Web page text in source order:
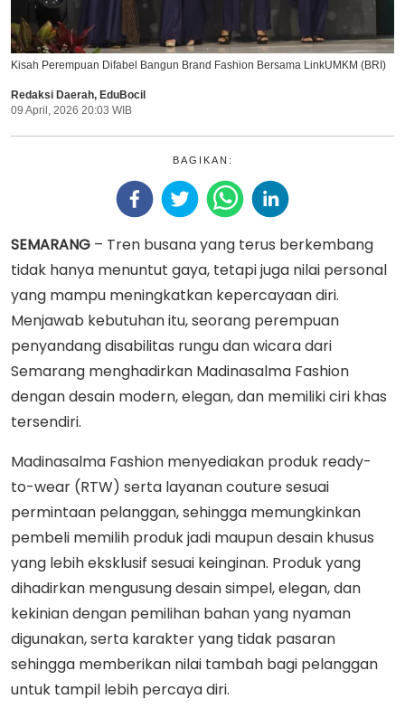
Kisah Perempuan Difabel Bangun Brand Fashion Bersama LinkUMKM (BRI)
Redaksi Daerah, EduBocil
09 April, 2026 20:03 WIB
BAGIKAN:
SEMARANG – Tren busana yang terus berkembang
tidak hanya menuntut gaya, tetapi juga nilai personal
yang mampu meningkatkan kepercayaan diri.
Menjawab kebutuhan itu, seorang perempuan
penyandang disabilitas rungu dan wicara dari
Semarang menghadirkan Madinasalma Fashion
dengan desain modern, elegan, dan memiliki ciri khas
tersendiri.
Madinasalma Fashion menyediakan produk ready-
to-wear (RTW) serta layanan couture sesuai
permintaan pelanggan, sehingga memungkinkan
pembeli memilih produk jadi maupun desain khusus
yang lebih eksklusif sesuai keinginan. Produk yang
dihadirkan mengusung desain simpel, elegan, dan
kekinian dengan pemilihan bahan yang nyaman
digunakan, serta karakter yang tidak pasaran
sehingga memberikan nilai tambah bagi pelanggan
untuk tampil lebih percaya diri.